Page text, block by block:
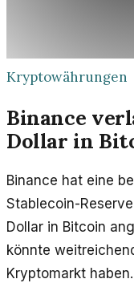
Kryptowährungen
Binance
Dollar in
Binance hat eine
Stablecoin-
Dollar in Bitcoin
könnte
Kryptomarkt haben.